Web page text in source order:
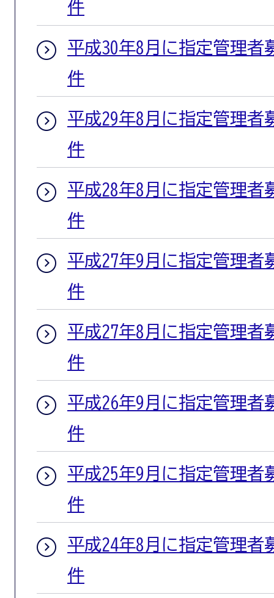
件
平成30年8月に指定管理者
件
平成29年8月に指定管理者
件
平成28年8月に指定管理者
件
平成27年9月に指定管理者
件
平成27年8月に指定管理者
件
平成26年9月に指定管理者
件
平成25年9月に指定管理者
件
平成24年8月に指定管理者
件